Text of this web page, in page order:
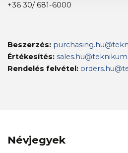
+36 30/ 681-6000
Beszerzés:
Értékesítés:
Rendelés felvétel:
Névjegyek